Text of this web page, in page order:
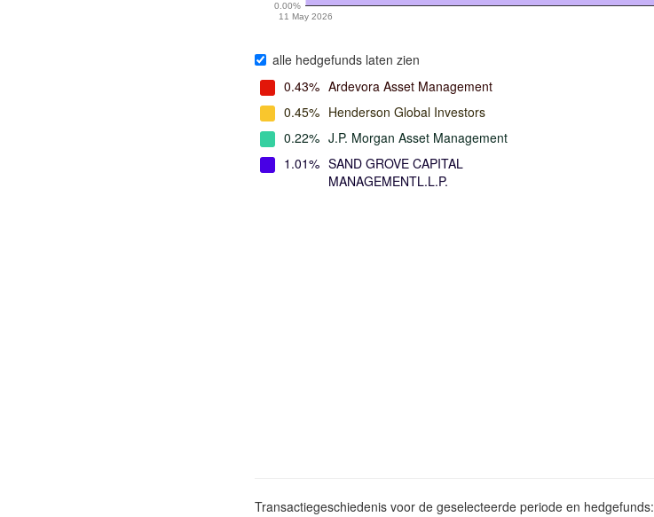
11 May 2026
0.00%
alle hedgefunds laten zien
0.43% Ardevora Asset Management
0.45% Henderson Global Investors
0.22% J.P. Morgan Asset Management
1.01% SAND GROVE CAPITAL
MANAGEMENTL.L.P.
Transactiegeschiedenis voor de geselecteerde periode en hedgefunds: